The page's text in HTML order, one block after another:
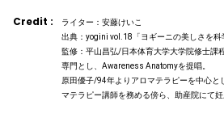
Credit :
ライター：安藤けいこ
出典：yogini vol.18「ヨギーニの美しさを科
監修：平山昌弘/日本体育大学大学院修士課
専門とし、Awareness Anatomyを提唱。
原田優子/94年よりアロマテラピーを中心と
マテラピー講師を務める傍ら、助産院にて妊